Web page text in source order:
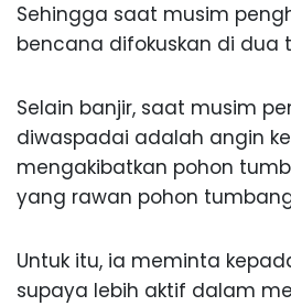
Sehingga saat musim
bencana difokuskan di dua
Selain banjir, saat musim
diwaspadai adalah angin
mengakibatkan pohon
yang rawan pohon
Untuk itu, ia meminta
supaya lebih aktif dalam